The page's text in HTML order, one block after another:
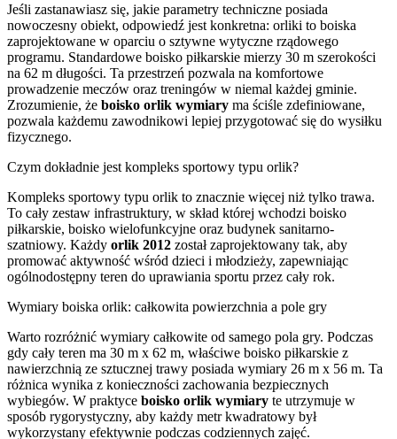
Jeśli zastanawiasz się, jakie parametry techniczne posiada
nowoczesny obiekt, odpowiedź jest konkretna: orliki to boiska
zaprojektowane w oparciu o sztywne wytyczne rządowego
programu. Standardowe boisko piłkarskie mierzy 30 m szerokości
na 62 m długości. Ta przestrzeń pozwala na komfortowe
prowadzenie meczów oraz treningów w niemal każdej gminie.
Zrozumienie, że boisko orlik wymiary ma ściśle zdefiniowane,
pozwala każdemu zawodnikowi lepiej przygotować się do wysiłku
fizycznego.
Czym dokładnie jest kompleks sportowy typu orlik?
Kompleks sportowy typu orlik to znacznie więcej niż tylko trawa.
To cały zestaw infrastruktury, w skład której wchodzi boisko
piłkarskie, boisko wielofunkcyjne oraz budynek sanitarno-
szatniowy. Każdy orlik 2012 został zaprojektowany tak, aby
promować aktywność wśród dzieci i młodzieży, zapewniając
ogólnodostępny teren do uprawiania sportu przez cały rok.
Wymiary boiska orlik: całkowita powierzchnia a pole gry
Warto rozróżnić wymiary całkowite od samego pola gry. Podczas
gdy cały teren ma 30 m x 62 m, właściwe boisko piłkarskie z
nawierzchnią ze sztucznej trawy posiada wymiary 26 m x 56 m. Ta
różnica wynika z konieczności zachowania bezpiecznych
wybiegów. W praktyce boisko orlik wymiary te utrzymuje w
sposób rygorystyczny, aby każdy metr kwadratowy był
wykorzystany efektywnie podczas codziennych zajęć.